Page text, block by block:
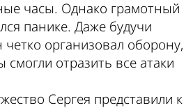
часы. Однако грамотный
панике. Даже будучи
организовал оборону,
смогли отразить все атаки
Сергея представили к